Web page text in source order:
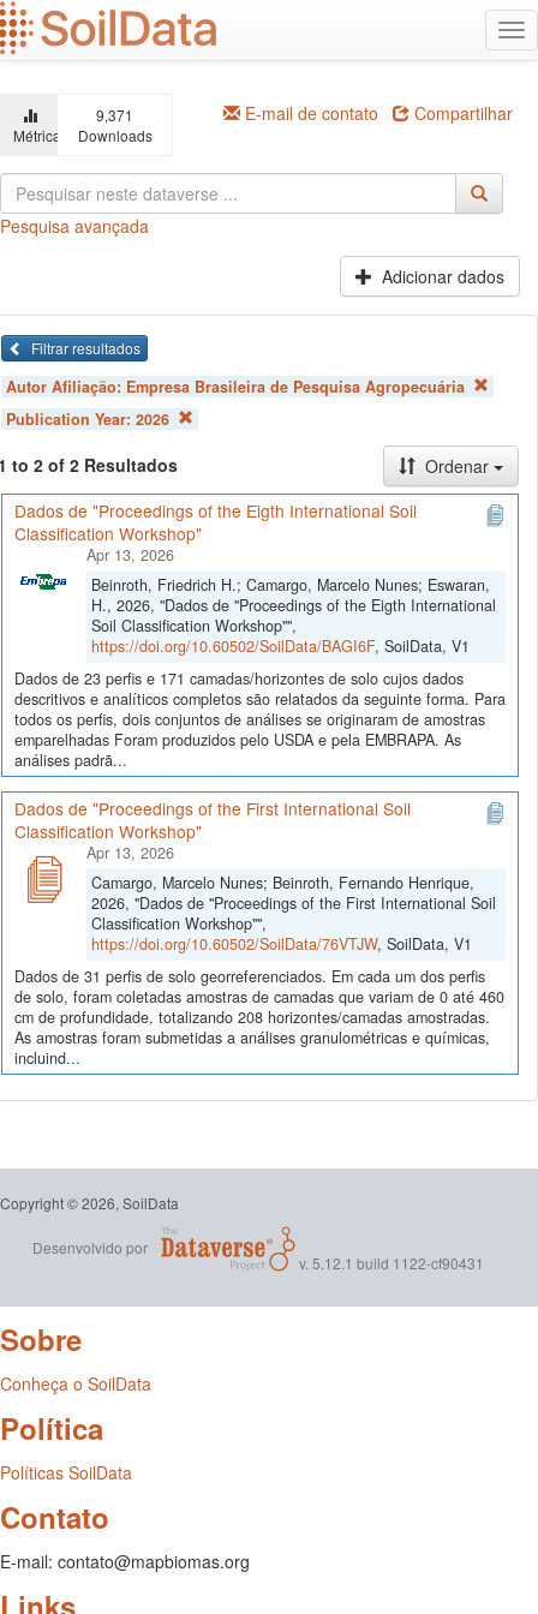
Ir
para
o
principal
Métricas
9,371
Downloads
E-mail de contato Compartilhar
Pesquisa avançada
Adicionar dados
Filtrar resultados
Autor Afiliação: Empresa Brasileira de Pesquisa Agropecuária
Publication Year: 2026
to 2 of 2 Resultados
Ordenar
Dados de "Proceedings of the Eigth International Soil
Classification Workshop"
Apr 13, 2026
Beinroth, Friedrich H.; Camargo, Marcelo Nunes; Eswaran,
H., 2026, "Dados de "Proceedings of the Eigth International
Soil Classification Workshop"",
https://doi.org/10.60502/SoilData/BAGI6F, SoilData, V1
Dados de 23 perfis e 171 camadas/horizontes de solo cujos dados
descritivos e analíticos completos são relatados da seguinte forma. Para
todos os perfis, dois conjuntos de análises se originaram de amostras
emparelhadas Foram produzidos pelo USDA e pela EMBRAPA. As
análises padrã...
Dados de "Proceedings of the First International Soil
Classification Workshop"
Apr 13, 2026
Camargo, Marcelo Nunes; Beinroth, Fernando Henrique,
2026, "Dados de "Proceedings of the First International Soil
Classification Workshop"",
https://doi.org/10.60502/SoilData/76VTJW, SoilData, V1
Dados de 31 perfis de solo georreferenciados. Em cada um dos perfis
de solo, foram coletadas amostras de camadas que variam de 0 até 460
cm de profundidade, totalizando 208 horizontes/camadas amostradas.
As amostras foram submetidas a análises granulométricas e químicas,
incluind...
Copyright © 2026, SoilData
Desenvolvido por
v. 5.12.1 build 1122-cf90431
Sobre
Conheça o SoilData
Política
Políticas SoilData
Contato
E-mail: contato@mapbiomas.org
Links